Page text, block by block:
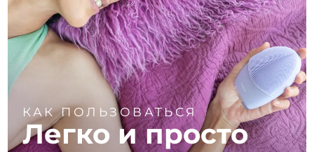
КАК ПОЛЬЗОВАТЬСЯ
Легко и просто